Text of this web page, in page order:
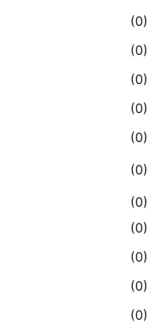
(0)
(0)
(0)
(0)
(0)
(0)
(0)
(0)
(0)
(0)
(0)